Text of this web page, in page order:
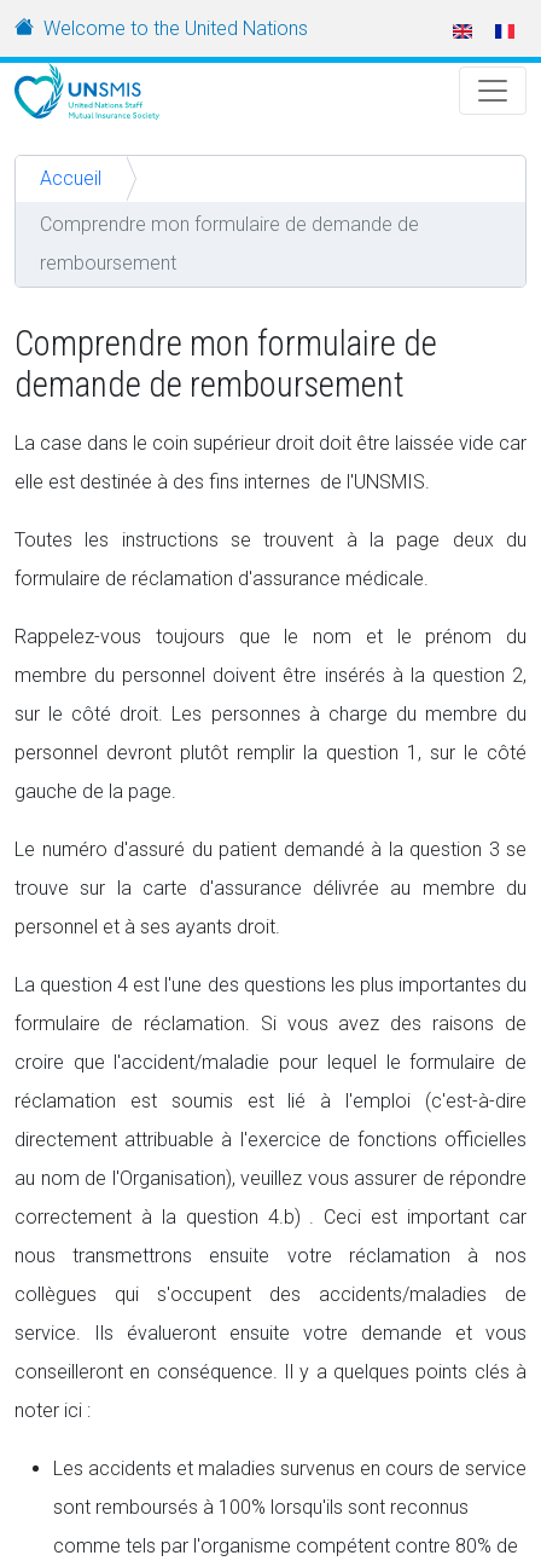
Aller au contenu principal
URLWelcome to the United Nations
Accueil
Comprendre mon formulaire de demande de
remboursement
Comprendre mon formulaire de
demande de remboursement
La case dans le coin supérieur droit doit être laissée vide car
elle est destinée à des fins internes de l'UNSMIS.
Toutes les instructions se trouvent à la page deux du
formulaire de réclamation d'assurance médicale.
Rappelez-vous toujours que le nom et le prénom du
membre du personnel doivent être insérés à la question 2,
sur le côté droit. Les personnes à charge du membre du
personnel devront plutôt remplir la question 1, sur le côté
gauche de la page.
Le numéro d'assuré du patient demandé à la question 3 se
trouve sur la carte d'assurance délivrée au membre du
personnel et à ses ayants droit.
La question 4 est l'une des questions les plus importantes du
formulaire de réclamation. Si vous avez des raisons de
croire que l'accident/maladie pour lequel le formulaire de
réclamation est soumis est lié à l'emploi (c'est-à-dire
directement attribuable à l'exercice de fonctions officielles
au nom de l'Organisation), veuillez vous assurer de répondre
correctement à la question 4.b) . Ceci est important car
nous transmettrons ensuite votre réclamation à nos
collègues qui s'occupent des accidents/maladies de
service. Ils évalueront ensuite votre demande et vous
conseilleront en conséquence. Il y a quelques points clés à
noter ici :
Les accidents et maladies survenus en cours de service
sont remboursés à 100% lorsqu'ils sont reconnus
comme tels par l'organisme compétent contre 80% de